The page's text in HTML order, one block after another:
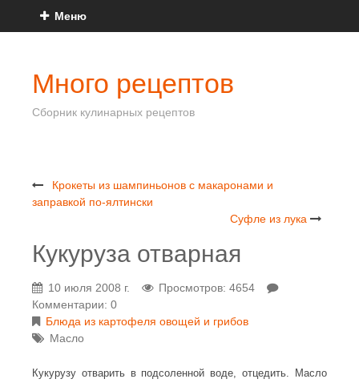
Меню
Много рецептов
Сборник кулинарных рецептов
Крокеты из шампиньонов с макаронами и
заправкой по-ялтински
Суфле из лука
Кукуруза отварная
10 июля 2008 г.
Просмотров: 4654
Комментарии: 0
Блюда из картофеля овощей и грибов
Масло
Кукурузу отварить в подсоленной воде, отцедить. Масло